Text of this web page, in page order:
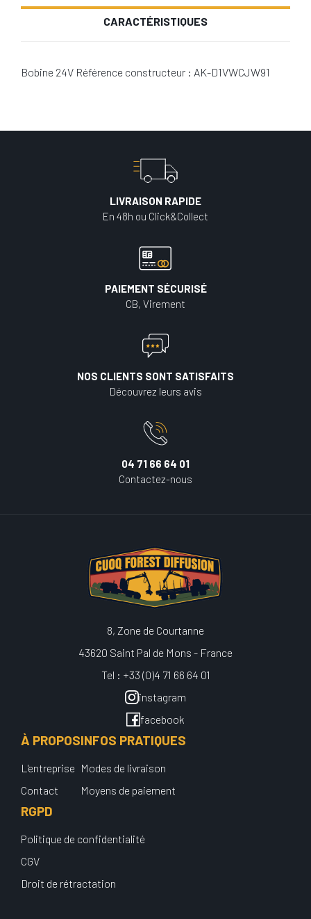
CARACTÉRISTIQUES
Bobine 24V Référence constructeur : AK-D1VWCJW91
LIVRAISON RAPIDE
En 48h ou Click&Collect
PAIEMENT SÉCURISÉ
CB, Virement
NOS CLIENTS SONT SATISFAITS
Découvrez leurs avis
04 71 66 64 01
Contactez-nous
8, Zone de Courtanne
43620 Saint Pal de Mons - France
Tel : +33 (0)4 71 66 64 01
instagram
facebook
À PROPOS
L'entreprise
Contact
INFOS PRATIQUES
Modes de livraison
Moyens de paiement
RGPD
Politique de confidentialité
CGV
Droit de rétractation